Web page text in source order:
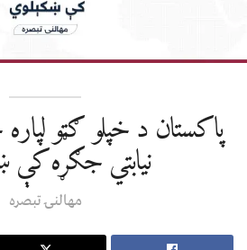
پاکستان د خپلو ګټو
نیابتي جګړه
مهالنۍ تبصره